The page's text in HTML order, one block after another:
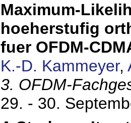
Maximum-
hoeherstufig
fuer OFDM-
K.-D. Kammeyer,
3. OFDM-
29. - 30.